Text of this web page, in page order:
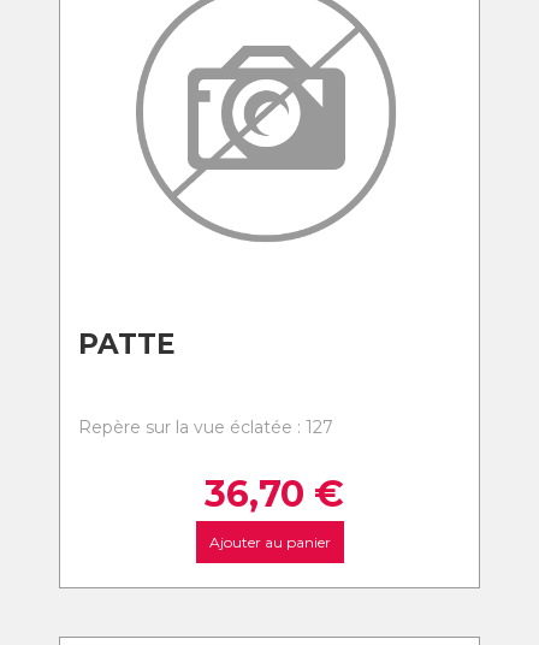
PATTE
Repère sur la vue éclatée : 127
36,70 €
Ajouter au panier